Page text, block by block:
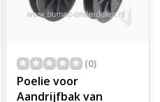
(0)
Poelie voor
Aandrijfbak van